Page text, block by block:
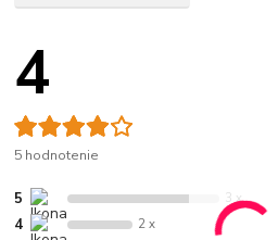
4
5 hodnotenie
5 3 x
4 2 x